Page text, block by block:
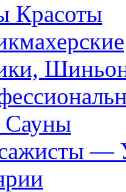
Красоты
Сауны
—